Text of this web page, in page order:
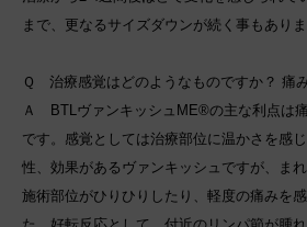
まで、更なるサイズダウンが続く事もありま
Ｑ 治療感覚はどのようなものですか？ 痛
Ａ BTLヴァンキッシュME®の主な利点は
です。感覚としては治療部位に温かさを感
性、効果があるヴァンキッシュですが、ま
施術部位がひりひりしたり、軽度の痛みを